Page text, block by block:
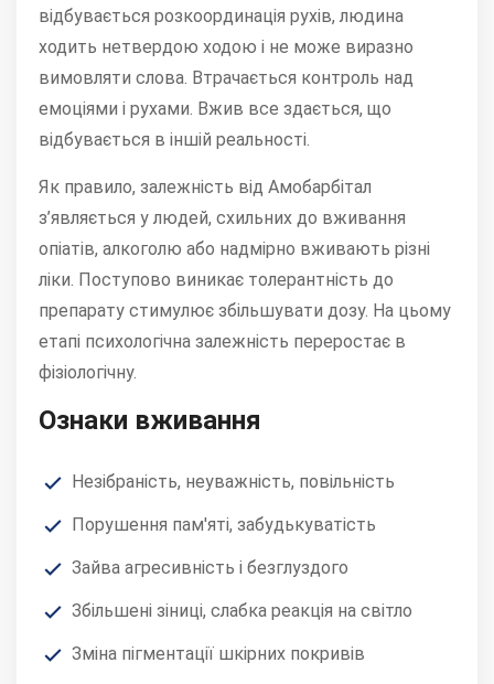
відбувається розкоординація рухів, людина
ходить нетвердою ходою і не може виразно
вимовляти слова. Втрачається контроль над
емоціями і рухами. Вжив все здається, що
відбувається в іншій реальності.
Як правило, залежність від Амобарбітал
з’являється у людей, схильних до вживання
опіатів, алкоголю або надмірно вживають різні
ліки. Поступово виникає толерантність до
препарату стимулює збільшувати дозу. На цьому
етапі психологічна залежність переростає в
фізіологічну.
Ознаки вживання
Незібраність, неуважність, повільність
Порушення пам'яті, забудькуватість
Зайва агресивність і безглуздого
Збільшені зіниці, слабка реакція на світло
Зміна пігментації шкірних покривів